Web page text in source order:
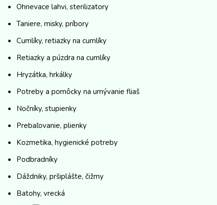
Ohrievace lahvi, sterilizatory
Taniere, misky, príbory
Cumlíky, retiazky na cumlíky
Retiazky a púzdra na cumlíky
Hryzátka, hrkálky
Potreby a pomôcky na umývanie fliaš
Nočníky, stupienky
Prebaľovanie, plienky
Kozmetika, hygienické potreby
Podbradníky
Dáždniky, pršiplášte, čižmy
Batohy, vrecká